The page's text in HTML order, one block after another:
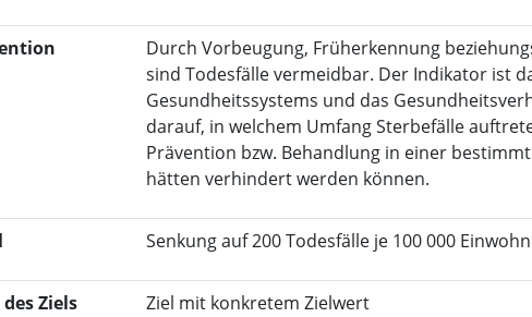
Durch Vorbeugung, Früherkennung
sind Todesfälle vermeidbar. Der Indikator ist
Gesundheitssystems und das
darauf, in welchem Umfang Sterbefälle
Prävention bzw. Behandlung in einer
hätten verhindert werden können.
Senkung auf 200 Todesfälle je 100 000
Ziels Ziel mit konkretem Zielwert